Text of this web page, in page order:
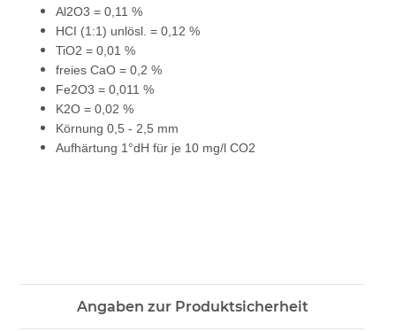
Al2O3 = 0,11 %
HCI (1:1) unlösl. = 0,12 %
TiO2 = 0,01 %
freies CaO = 0,2 %
Fe2O3 = 0,011 %
K2O = 0,02 %
Körnung 0,5 - 2,5 mm
Aufhärtung 1°dH für je 10 mg/l CO2
Angaben zur Produktsicherheit